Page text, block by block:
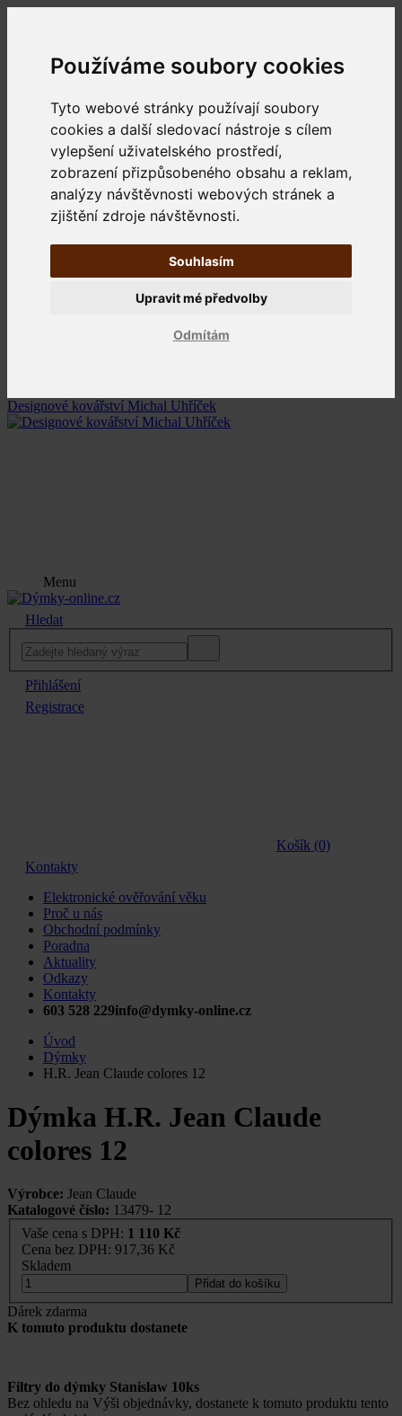
Používáme soubory cookies
Tyto webové stránky používají soubory
cookies a další sledovací nástroje s cílem
vylepšení uživatelského prostředí,
zobrazení přizpůsobeného obsahu a reklam,
analýzy návštěvnosti webových stránek a
zjištění zdroje návštěvnosti.
Souhlasím
Odmítám
Upravit mé předvolby
Designové kovářství Michal Uhříček
Menu
Hledat
Přihlášení
Registrace
Košík (0)
Kontakty
Elektronické ověřování věku
Proč u nás
Obchodní podmínky
Poradna
Aktuality
Odkazy
Kontakty
603 528 229info@dymky-online.cz
Úvod
Dýmky
H.R. Jean Claude colores 12
Dýmka H.R. Jean Claude
colores 12
Výrobce: Jean Claude
Katalogové číslo: 13479- 12
Vaše cena s DPH: 1 110 Kč
Cena bez DPH: 917,36 Kč
Skladem
Přidat do košíku
Dárek zdarma
K tomuto produktu dostanete
Filtry do dýmky Stanislaw 10ks
Bez ohledu na Výši objednávky, dostanete k tomuto produktu tento